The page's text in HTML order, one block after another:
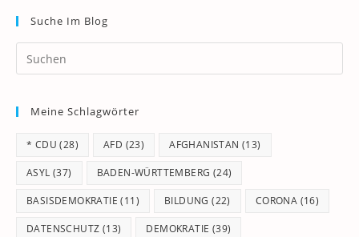
Suche Im Blog
Meine Schlagwörter
* CDU (28) AFD (23) AFGHANISTAN (13)
ASYL (37) BADEN-WÜRTTEMBERG (24)
BASISDEMOKRATIE (11) BILDUNG (22) CORONA (16)
DATENSCHUTZ (13) DEMOKRATIE (39)